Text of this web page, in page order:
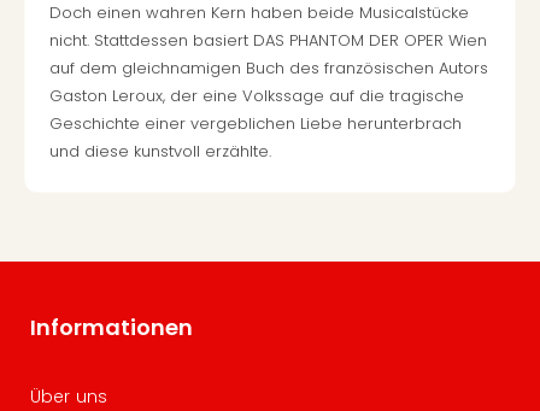
Doch einen wahren Kern haben beide Musicalstücke
nicht. Stattdessen basiert DAS PHANTOM DER OPER Wien
auf dem gleichnamigen Buch des französischen Autors
Gaston Leroux, der eine Volkssage auf die tragische
Geschichte einer vergeblichen Liebe herunterbrach
und diese kunstvoll erzählte.
Informationen
Über uns